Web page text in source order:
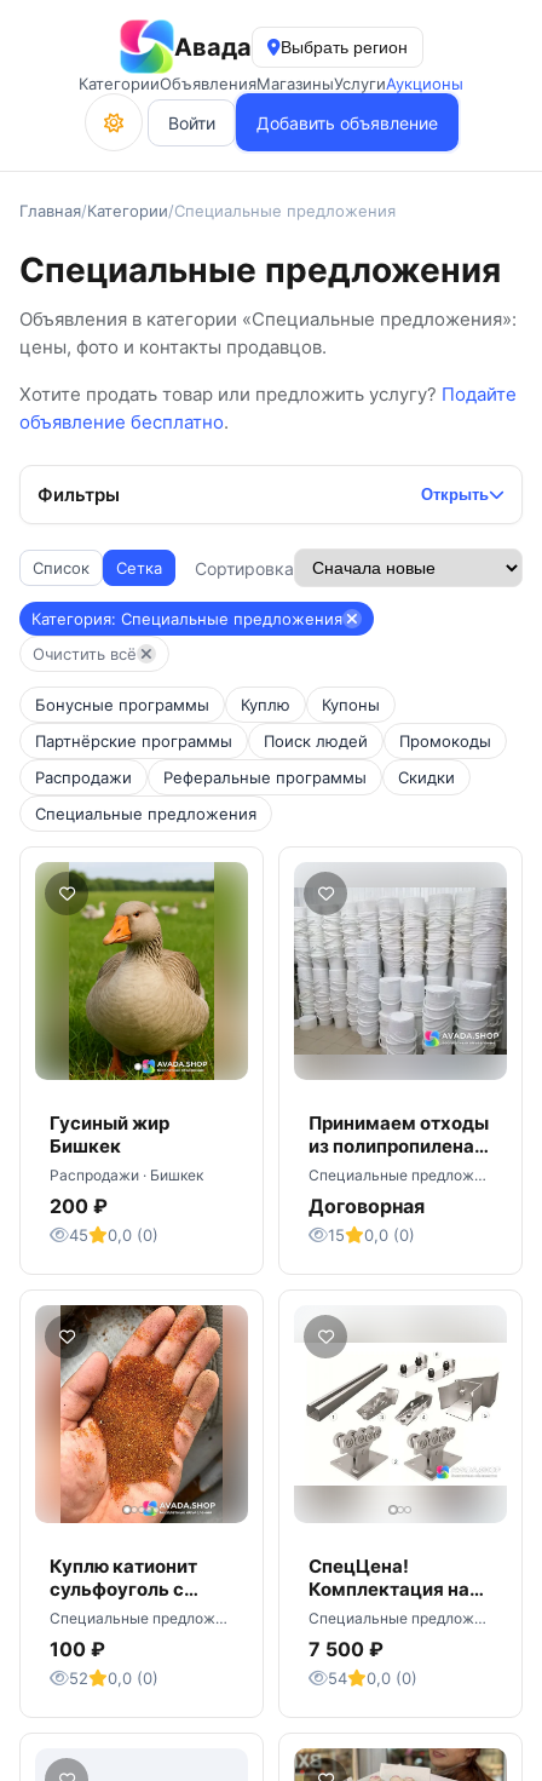
Авада
Выбрать регион
КатегорииОбъявленияМагазиныУслугиАукционы
Войти Добавить объявление
Главная/Категории/Специальные предложения
Специальные предложения
Объявления в категории «Специальные предложения»:
цены, фото и контакты продавцов.
Хотите продать товар или предложить услугу? Подайте
объявление бесплатно.
Фильтры Открыть
Список Сетка Сортировка
Категория: Специальные предложения
Очистить всё
Бонусные программы Куплю
Купоны
Партнёрские программы
Поиск людей
Промокоды
Распродажи
Реферальные программы
Скидки
Специальные предложения
Гусиный жир
Бишкек
Распродажи · Бишкек
200 ₽
45 0,0 (0)
Принимаем отходы
из полипропилена
(ПП)
Специальные предложения · Новосибирск
Договорная
15 0,0 (0)
Куплю катионит
сульфоуголь с
хранения
возможно бу
Специальные предложения · Москва
100 ₽
52 0,0 (0)
СпецЦена!
Комплектация на
ворота откатные!
Наличие! Цена
7500 руб
Специальные предложения · Пенза
7 500 ₽
54 0,0 (0)